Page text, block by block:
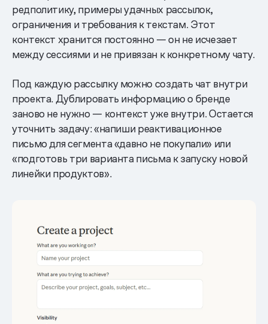
редполитику, примеры удачных рассылок,
ограничения и требования к текстам. Этот
контекст хранится постоянно — он не исчезает
между сессиями и не привязан к конкретному чату.
Под каждую рассылку можно создать чат внутри
проекта. Дублировать информацию о бренде
заново не нужно — контекст уже внутри. Остается
уточнить задачу: «напиши реактивационное
письмо для сегмента «давно не покупали» или
«подготовь три варианта письма к запуску новой
линейки продуктов».